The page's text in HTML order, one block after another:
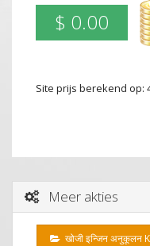
$ 0.00
Site prijs berekend op:
Meer akties
खोजी इन्जिन अनुकूलन